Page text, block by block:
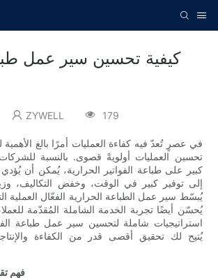
كيفية تحسين سير عمل
ZYWELL 179
في عصرٍ تُعدّ فيه كفاءة العمليات أمرًا بالغ الأهمية
تحسين العمليات أولويةً قصوى. بالنسبة
كبير على طباعة الفواتير الحرارية، يُمكن أن
إلى توفير كبير في الوقت، وخفض التكاليف،
يُبسّط سير عمل الطباعة الحرارية الفعّال العملية
يُحسّن أيضًا تجربة الخدمة الشاملة المُقدّمة
استراتيجيات شاملة لتحسين سير عمل طباعة
يُتيح لك تحقيق أقصى قدر من الكفاءة
فهم